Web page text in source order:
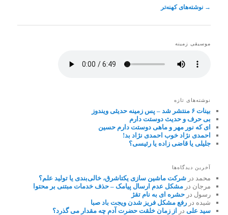
ناوبری
نوشته
→ نوشته‌های کهنه‌تر
موسیقی زمینه
نوشته‌های تازه
بینات ۶ منتشر شد – پس زمینه حدیثی ویندوز
بی حرف و حدیث دوستت دارم
ای که نور مهر و ماهی دوستت دارم حسین
احمدی نژاد خوب احمدی نژاد بد!
جلیلی یا قاضی زاده یا رئیسی؟
آخرین دیدگاه‌ها
محمد درشرکت ماشین سازی یکتاشرق، خالی‌بندی یا تولید علم؟
مرجان درمشکل عدم ارسال پیامک – حذف خدمات مبتنی بر محتوا
رسول درحشره ای به نام تقژ
شیده دررفع مشکل فریز شدن ویجت باد صبا
سید علی در از زمان خلقت حضرت آدم چه مقدار می گذرد؟